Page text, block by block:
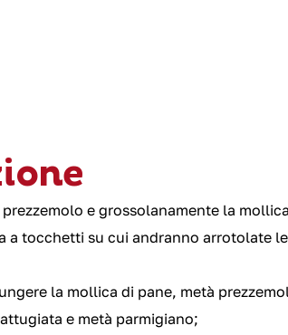
e grossolanamente la
a tocchetti su cui andranno arrotolate
la mollica di pane, metà
e metà parmigiano;